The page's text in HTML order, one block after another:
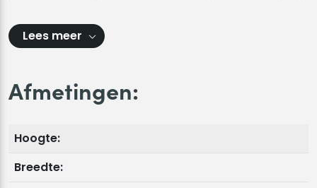
Lees meer
Afmetingen:
Hoogte:
Breedte: